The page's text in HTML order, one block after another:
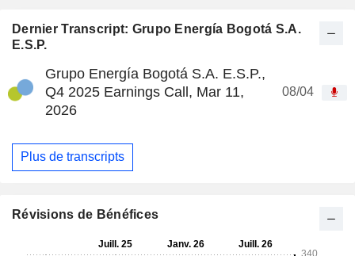
Dernier Transcript: Grupo Energía Bogotá S.A.
E.S.P.
Grupo Energía Bogotá S.A. E.S.P.,
Q4 2025 Earnings Call, Mar 11,
2026
08/04
Plus de transcripts
Révisions de Bénéfices